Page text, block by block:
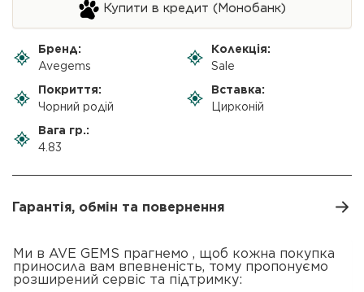
Купити в кредит (Монобанк)
Бренд:
Avegems
Колекція:
Sale
Покриття:
Чорний родій
Вставка:
Цирконій
Вага гр.:
4.83
Гарантія, обмін та повернення
Ми в AVE GEMS прагнемо , щоб кожна покупка
приносила вам впевненість, тому пропонуємо
розширений сервіс та підтримку: